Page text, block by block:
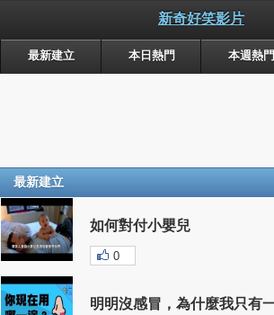
新奇好笑影片
最新建立 本日熱門 本週熱門
最新建立
如何對付小嬰兒
0